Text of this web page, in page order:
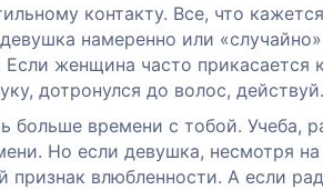
контакту. Все, что
намеренно или
женщина часто прикасается
дотронулся до волос,
больше времени с тобой. Учеба,
Но если девушка, несмотря
признак влюбленности. А если